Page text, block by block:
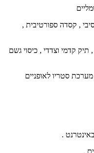
, קסדה ספורטיבית ,
קדמי וצדדי , כיסוי גשם
סטריו לאופניים
.
.